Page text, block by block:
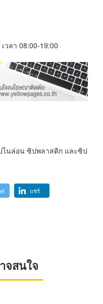
วลา 08:00-19:00
ไนล่อน ซิปพลาสติก และซิป
แชร์
จสนใจ